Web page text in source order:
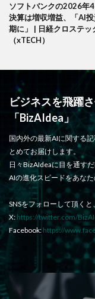
ソフトバンクの2026年
決算は増収増益、「AI
期に」 | 日経クロステッ
（xTECH）
ビジネスを飛躍
「BizAIdea」
国内外の最新AIに関する
とめてお届けします。
日々BizAIdeaに目を通す
AIの進化スピードをあな
SNSをフォローして頂く
X: https://twitter.com/
Facebook: https://